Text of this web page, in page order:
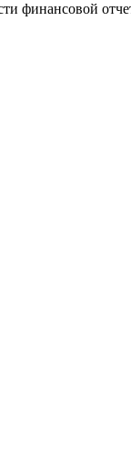
финансовой